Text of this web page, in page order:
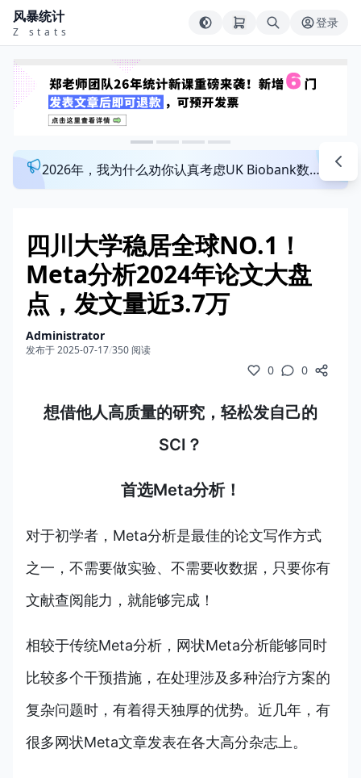
风暴统计
Z stats
登录
2026年，我为什么劝你认真考虑UK Biobank数据库？来看看这个一对一指导发文班
四川大学稳居全球NO.1！
Meta分析2024年论文大盘
点，发文量近3.7万
Administrator
发布于 2025-07-17/350 阅读
0 0
想借他人高质量的研究，轻松发自己的
SCI？
首选Meta分析！
对于初学者，Meta分析是最佳的论文写作方式
之一，不需要做实验、不需要收数据，只要你有
文献查阅能力，就能够完成！
相较于传统Meta分析，网状Meta分析能够同时
比较多个干预措施，在处理涉及多种治疗方案的
复杂问题时，有着得天独厚的优势。近几年，有
很多网状Meta文章发表在各大高分杂志上。